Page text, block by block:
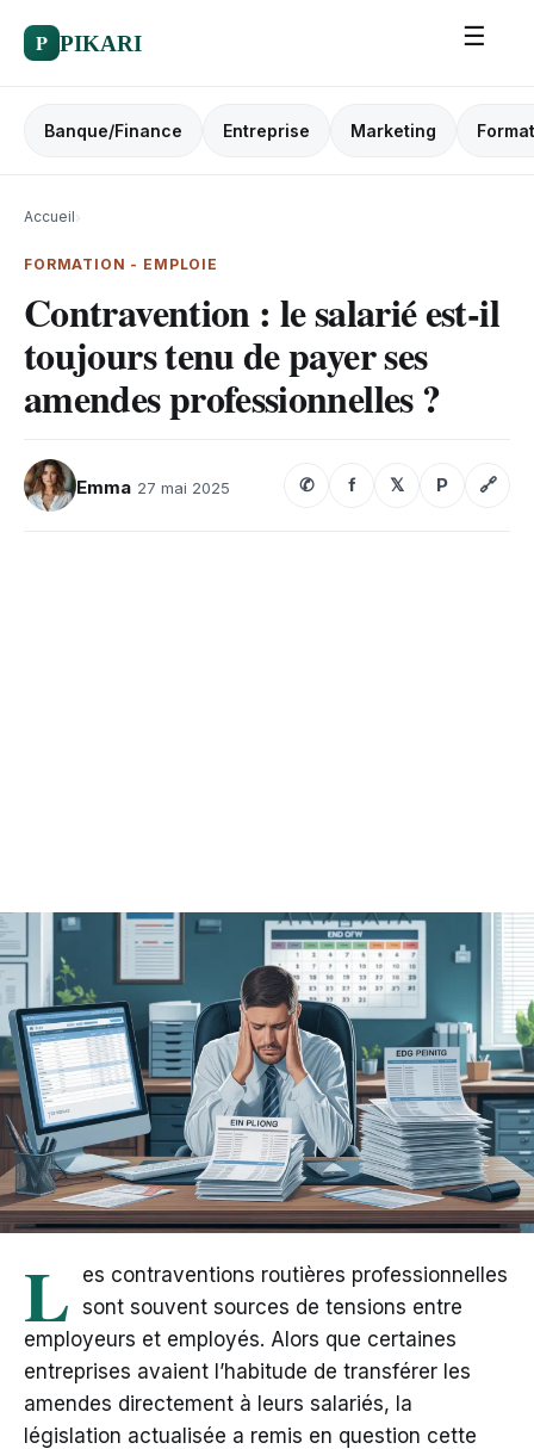
P PIKARI ☰
Banque/Finance Entreprise Marketing
Accueil›
FORMATION - EMPLOIE
Contravention : le salarié est-il
toujours tenu de payer ses
amendes professionnelles ?
Emma 27 mai 2025 ✆ f 𝕏 P 🔗
L
es contraventions routières professionnelles
sont souvent sources de tensions entre
employeurs et employés. Alors que certaines
entreprises avaient l’habitude de transférer les
amendes directement à leurs salariés, la
législation actualisée a remis en question cette